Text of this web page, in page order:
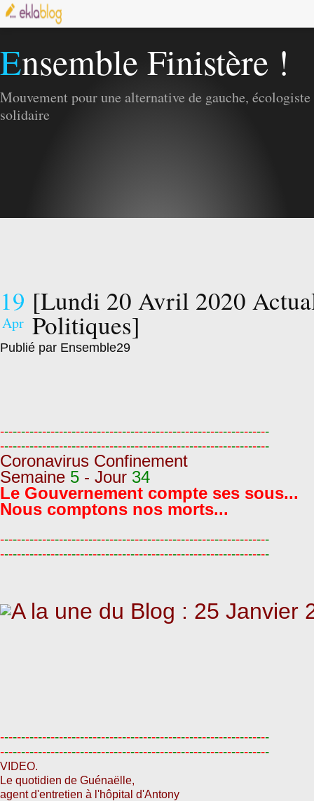
Ensemble Finistère !
Mouvement pour une alternative de gauche, écologiste
solidaire
19
Apr
[Lundi 20 Avril 2020
Politiques]
Publié par Ensemble29
----------------------------------------------------------------
----------------------------------------------------------------
Coronavirus Confinement
Semaine 5 - Jour 34
Le Gouvernement compte ses sous...
Nous comptons nos morts...
----------------------------------------------------------------
----------------------------------------------------------------
----------------------------------------------------------------
----------------------------------------------------------------
VIDEO.
Le quotidien de Guénaëlle,
agent d'entretien à l'hôpital d'Antony